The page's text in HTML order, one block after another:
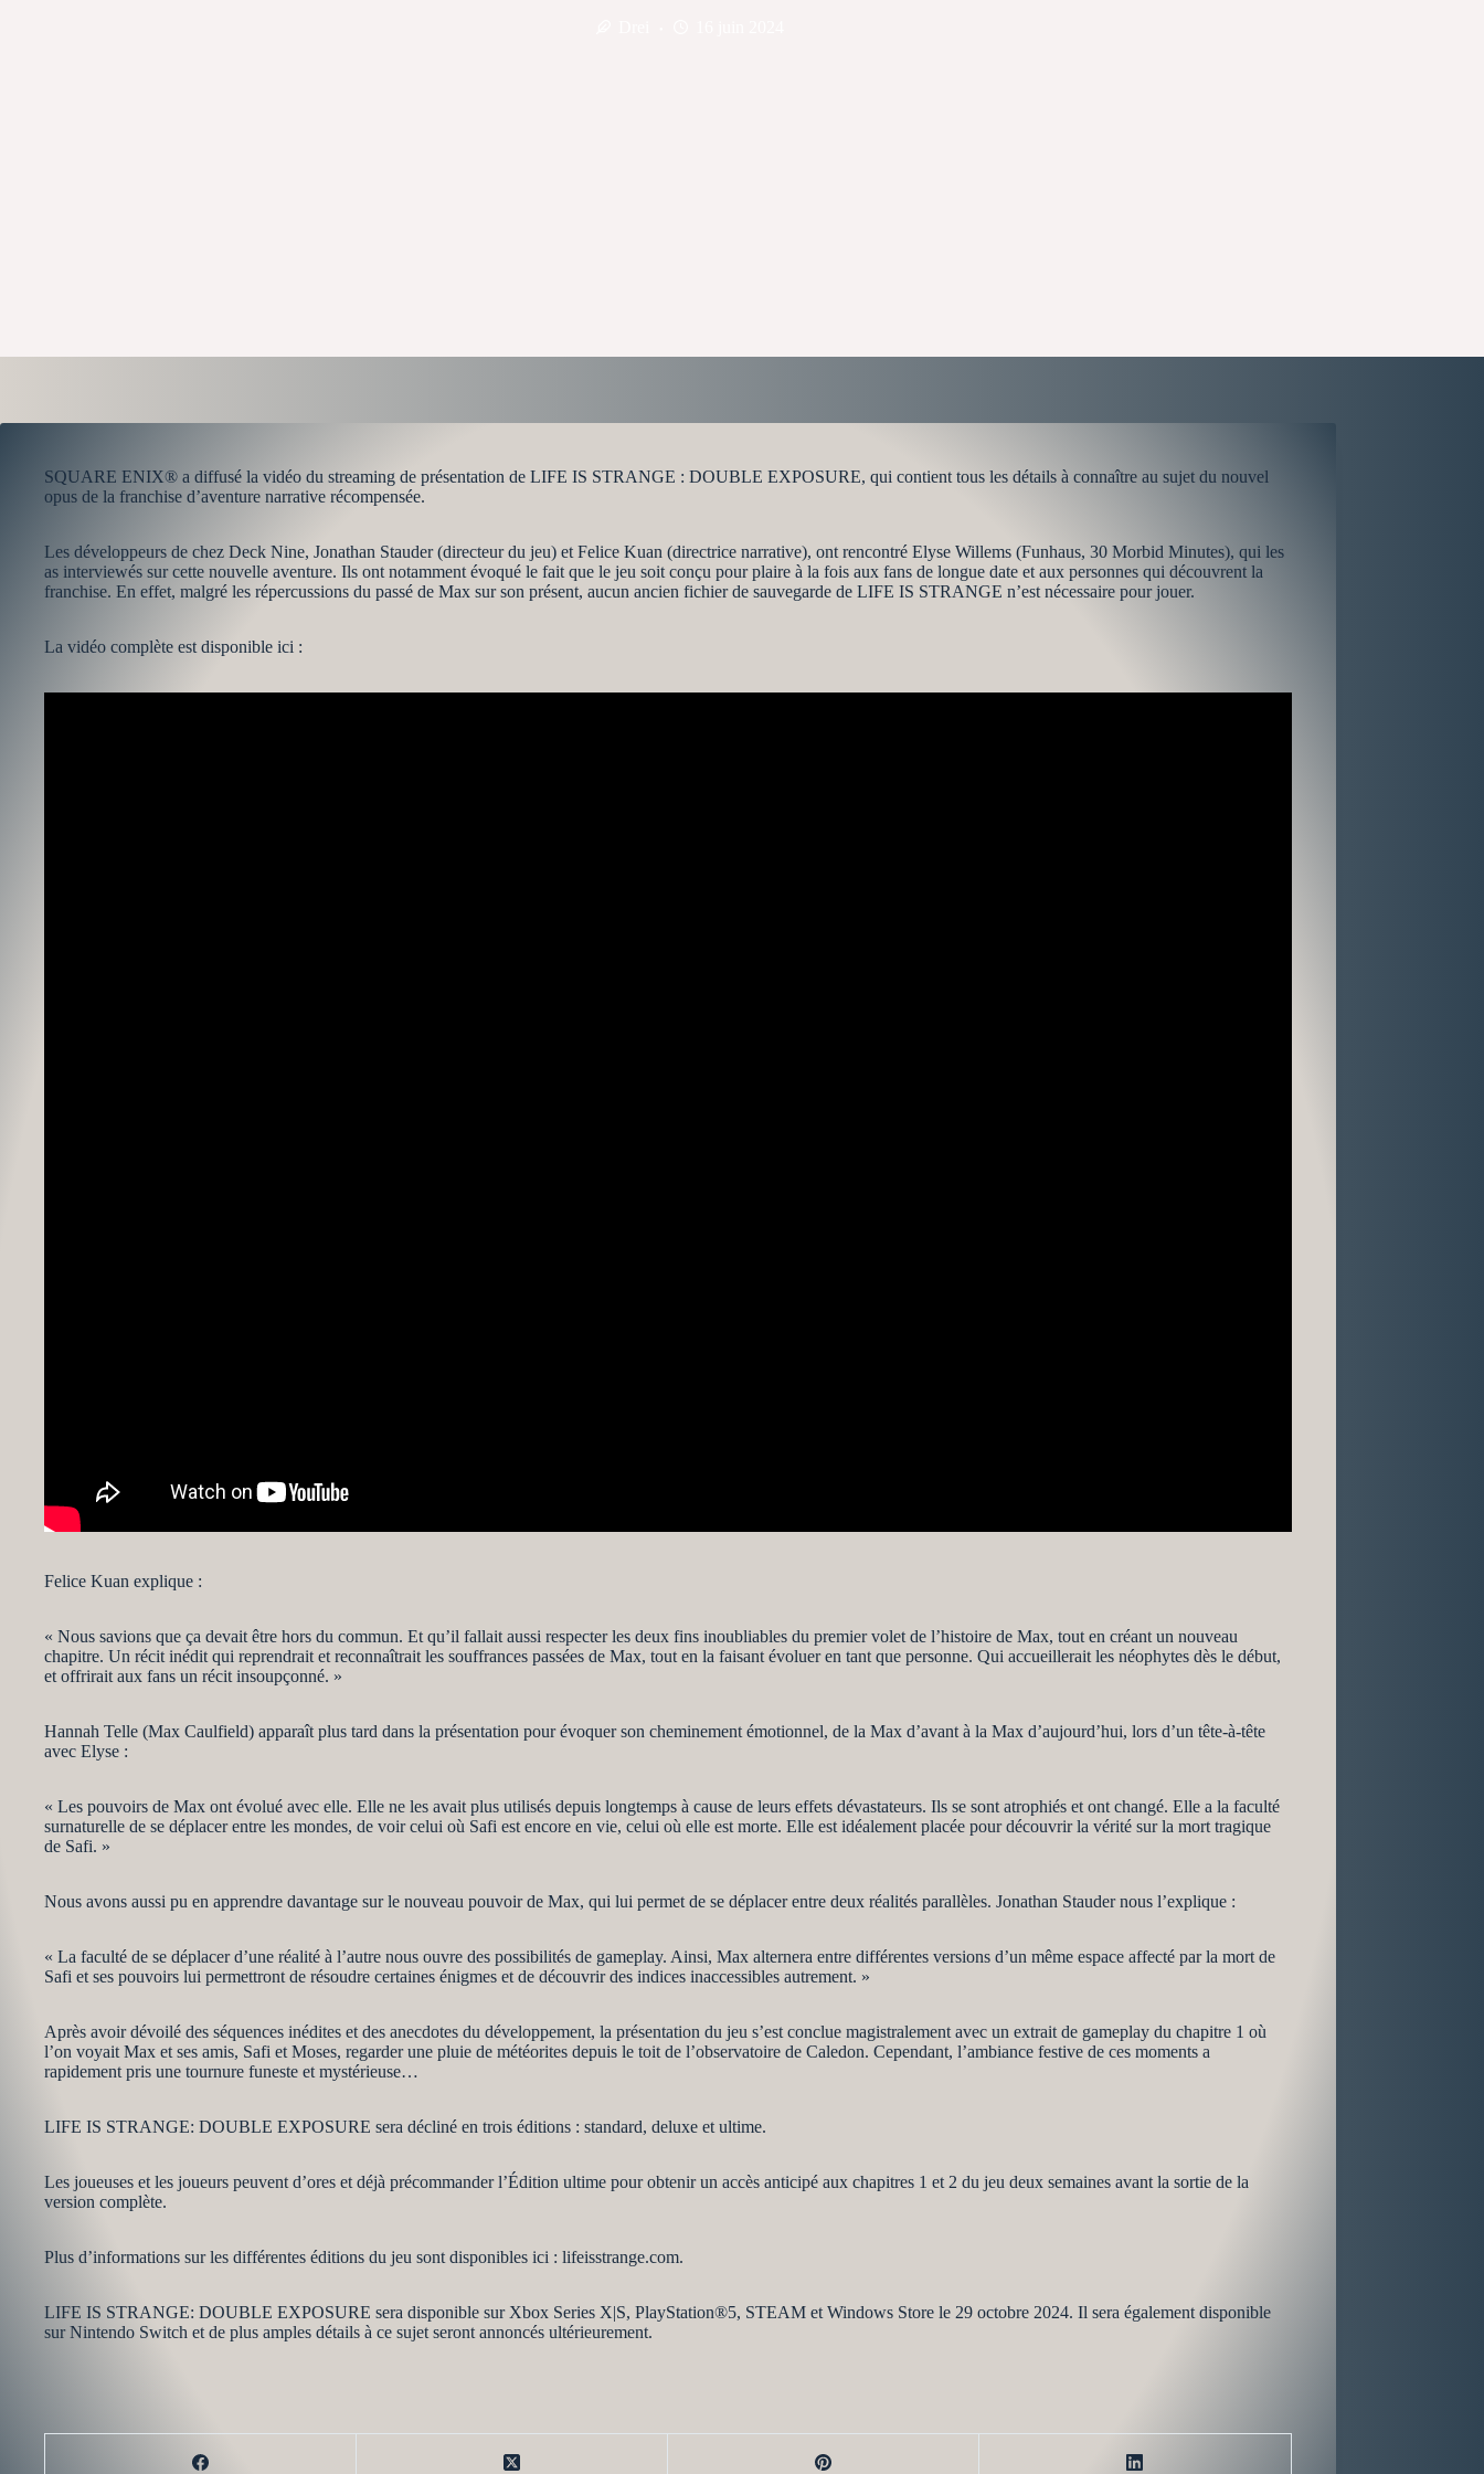
SQUARE ENIX® a diffusé la vidéo du streaming de présentation de LIFE IS STRANGE : DOUBLE EXPOSURE, qui contient tous les détails à connaître au sujet du nouvel
opus de la franchise d’aventure narrative récompensée.
Les développeurs de chez Deck Nine, Jonathan Stauder (directeur du jeu) et Felice Kuan (directrice narrative), ont rencontré Elyse Willems (Funhaus, 30 Morbid Minutes), qui les
as interviewés sur cette nouvelle aventure. Ils ont notamment évoqué le fait que le jeu soit conçu pour plaire à la fois aux fans de longue date et aux personnes qui découvrent la
franchise. En effet, malgré les répercussions du passé de Max sur son présent, aucun ancien fichier de sauvegarde de LIFE IS STRANGE n’est nécessaire pour jouer.
La vidéo complète est disponible ici :
Felice Kuan explique :
« Nous savions que ça devait être hors du commun. Et qu’il fallait aussi respecter les deux fins inoubliables du premier volet de l’histoire de Max, tout en créant un nouveau
chapitre. Un récit inédit qui reprendrait et reconnaîtrait les souffrances passées de Max, tout en la faisant évoluer en tant que personne. Qui accueillerait les néophytes dès le début,
et offrirait aux fans un récit insoupçonné. »
Hannah Telle (Max Caulfield) apparaît plus tard dans la présentation pour évoquer son cheminement émotionnel, de la Max d’avant à la Max d’aujourd’hui, lors d’un tête-à-tête
avec Elyse :
« Les pouvoirs de Max ont évolué avec elle. Elle ne les avait plus utilisés depuis longtemps à cause de leurs effets dévastateurs. Ils se sont atrophiés et ont changé. Elle a la faculté
surnaturelle de se déplacer entre les mondes, de voir celui où Safi est encore en vie, celui où elle est morte. Elle est idéalement placée pour découvrir la vérité sur la mort tragique
de Safi. »
Nous avons aussi pu en apprendre davantage sur le nouveau pouvoir de Max, qui lui permet de se déplacer entre deux réalités parallèles. Jonathan Stauder nous l’explique :
« La faculté de se déplacer d’une réalité à l’autre nous ouvre des possibilités de gameplay. Ainsi, Max alternera entre différentes versions d’un même espace affecté par la mort de
Safi et ses pouvoirs lui permettront de résoudre certaines énigmes et de découvrir des indices inaccessibles autrement. »
Après avoir dévoilé des séquences inédites et des anecdotes du développement, la présentation du jeu s’est conclue magistralement avec un extrait de gameplay du chapitre 1 où
l’on voyait Max et ses amis, Safi et Moses, regarder une pluie de météorites depuis le toit de l’observatoire de Caledon. Cependant, l’ambiance festive de ces moments a
rapidement pris une tournure funeste et mystérieuse…
LIFE IS STRANGE: DOUBLE EXPOSURE sera décliné en trois éditions : standard, deluxe et ultime.
Les joueuses et les joueurs peuvent d’ores et déjà précommander l’Édition ultime pour obtenir un accès anticipé aux chapitres 1 et 2 du jeu deux semaines avant la sortie de la
version complète.
Plus d’informations sur les différentes éditions du jeu sont disponibles ici : lifeisstrange.com.
LIFE IS STRANGE: DOUBLE EXPOSURE sera disponible sur Xbox Series X|S, PlayStation®5, STEAM et Windows Store le 29 octobre 2024. Il sera également disponible
sur Nintendo Switch et de plus amples détails à ce sujet seront annoncés ultérieurement.